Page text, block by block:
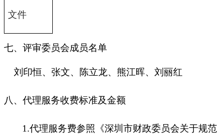
文件
七、评审委员会成员名单
刘印恒、张文、陈立龙、熊江晖、刘丽红
八、代理服务收费标准及金额
1.代理服务费参照《深圳市财政委员会关于规范